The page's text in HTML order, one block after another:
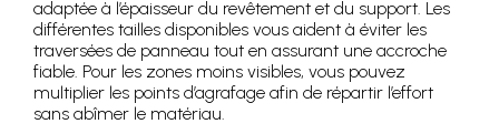
adaptée à l’épaisseur du revêtement et du support. Les
différentes tailles disponibles vous aident à éviter les
traversées de panneau tout en assurant une accroche
fiable. Pour les zones moins visibles, vous pouvez
multiplier les points d’agrafage afin de répartir l’effort
sans abîmer le matériau.